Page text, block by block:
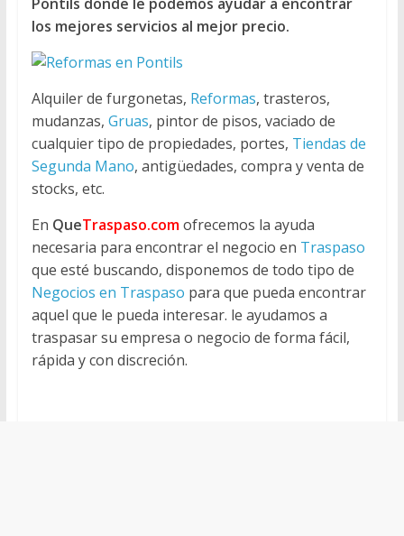
los mejores servicios al mejor precio.
Alquiler de furgonetas, Reformas, trasteros,
mudanzas, Gruas, pintor de pisos, vaciado de
cualquier tipo de propiedades, portes, Tiendas de
Segunda Mano, antigüedades, compra y venta de
stocks, etc.
En QueTraspaso.comofrecemos la ayuda
necesaria para encontrar el negocio en Traspaso
que esté buscando, disponemos de todo tipo de
Negocios en Traspaso para que pueda encontrar
aquel que le pueda interesar. le ayudamos a
traspasar su empresa o negocio de forma fácil,
rápida y con discreción.